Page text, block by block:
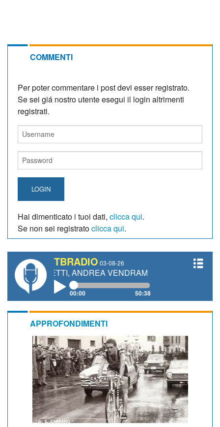
COMMENTI
Per poter commentare i post devi esser registrato.
Se sei giá nostro utente esegui il login altrimenti
registrati.
LOGIN
Hai dimenticato i tuoi dati, clicca qui.
Se non sei registratoclicca qui.
TBRADIO 03-08-26
ANDREA VENDRAME, FILIPPO FIORELLI
00:00 50:38
APPROFONDIMENTI